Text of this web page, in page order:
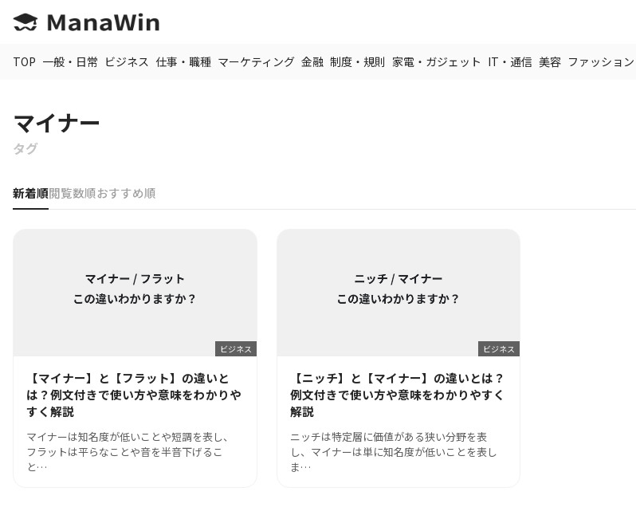
TOP 一般・日常 ビジネス 仕事・職種 マーケティング 金融 制度・規則 家電・ガジェット IT・通信 美容 ファッション
マイナー
タグ
新着順閲覧数順おすすめ順
ビジネス
【マイナー】と【フラット】の違いと
は？例文付きで使い方や意味をわかりや
すく解説
マイナーは知名度が低いことや短調を表し、
フラットは平らなことや音を半音下げるこ
と…
ビジネス
【ニッチ】と【マイナー】の違いとは？
例文付きで使い方や意味をわかりやすく
解説
ニッチは特定層に価値がある狭い分野を表
し、マイナーは単に知名度が低いことを表し
ま…